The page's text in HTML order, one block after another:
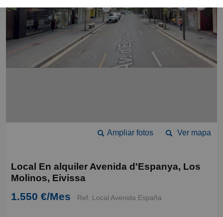
Ver mapa
Ampliar fotos
Local En alquiler Avenida d'Espanya, Los
Molinos, Eivissa
1.550 €/Mes Ref. Local Avenida España